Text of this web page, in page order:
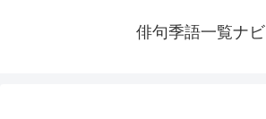
俳句季語一覧ナビ